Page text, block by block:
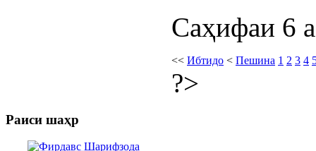
Саҳифаи 6
<< Ибтидо < Пешина 1 2 3 4
?>
Раиси шаҳр